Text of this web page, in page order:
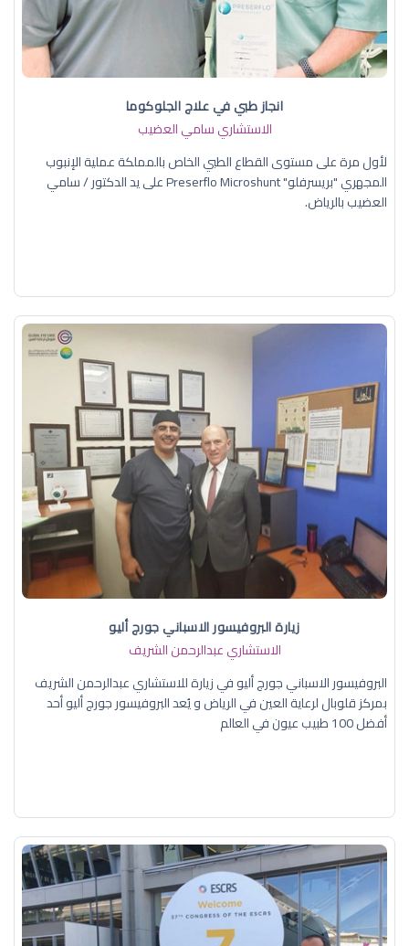
انجاز طبي في علاج الجلوكوما
الاستشاري سامي العضيب
لأول مرة على مستوى القطاع الطبي الخاص بالمملكة عملية الإنبوب
المجهري "بريسرفلو" Preserflo Microshunt على يد الدكتور / سامي
العضيب بالرياض.
زيارة البروفيسور الاسباني جورج أليو
الاستشاري عبدالرحمن الشريف
البروفيسور الاسباني جورج أليو في زيارة للاستشاري عبدالرحمن الشريف
بمركز قلوبال لرعاية العين في الرياض و يُعد البروفيسور جورج أليو أحد
أفضل 100 طبيب عيون في العالم